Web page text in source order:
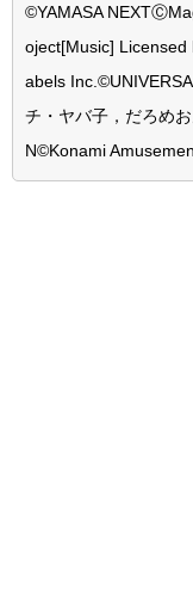
©YAMASA NEXT
oject[Music] Licensed
abels Inc.
チ・ヤバ子，だろめ
N©Konami